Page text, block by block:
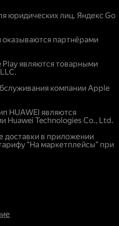
опций и услуг;
юридических лиц. Яндекс Go
партнёрами
Play являются товарными
компании Apple
HUAWEI являются
Huawei Technologies Co., Ltd.
доставки в приложении
"На маркетплейсы" при